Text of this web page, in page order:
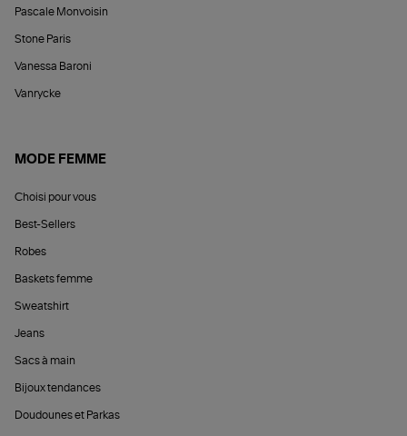
Pascale Monvoisin
Stone Paris
Vanessa Baroni
Vanrycke
MODE FEMME
Choisi pour vous
Best-Sellers
Robes
Baskets femme
Sweatshirt
Jeans
Sacs à main
Bijoux tendances
Doudounes et Parkas